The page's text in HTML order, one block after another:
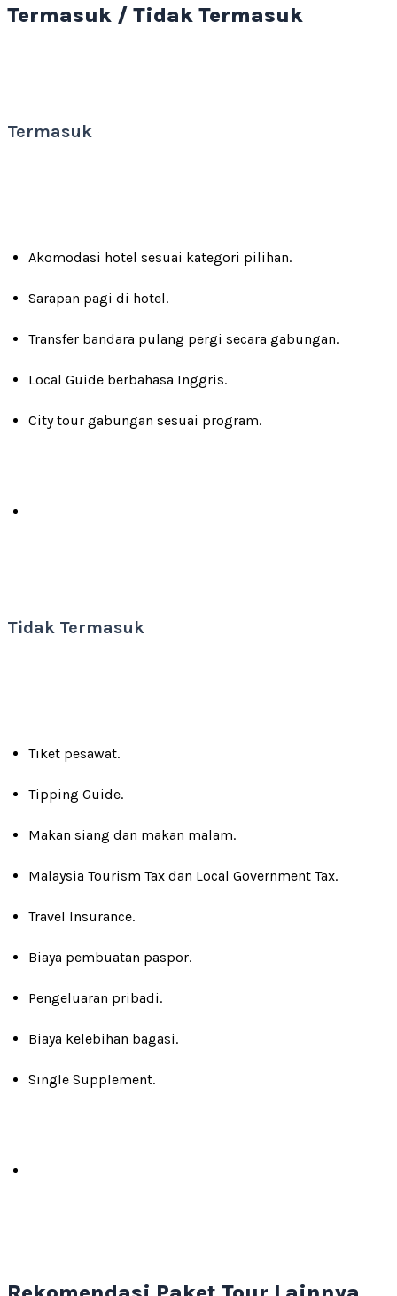
Termasuk / Tidak Termasuk
Termasuk
Akomodasi hotel sesuai kategori pilihan.
Sarapan pagi di hotel.
Transfer bandara pulang pergi secara gabungan.
Local Guide berbahasa Inggris.
City tour gabungan sesuai program.
Tidak Termasuk
Tiket pesawat.
Tipping Guide.
Makan siang dan makan malam.
Malaysia Tourism Tax dan Local Government Tax.
Travel Insurance.
Biaya pembuatan paspor.
Pengeluaran pribadi.
Biaya kelebihan bagasi.
Single Supplement.